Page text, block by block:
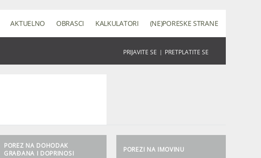
PRIJAVITE SE | PRETPLATITE SE
AKTUELNO OBRASCI KALKULATORI (NE)PORESKE STRANE
POREZ NA DOHODAK
GRAĐANA I DOPRINOSI
POREZI NA IMOVINU